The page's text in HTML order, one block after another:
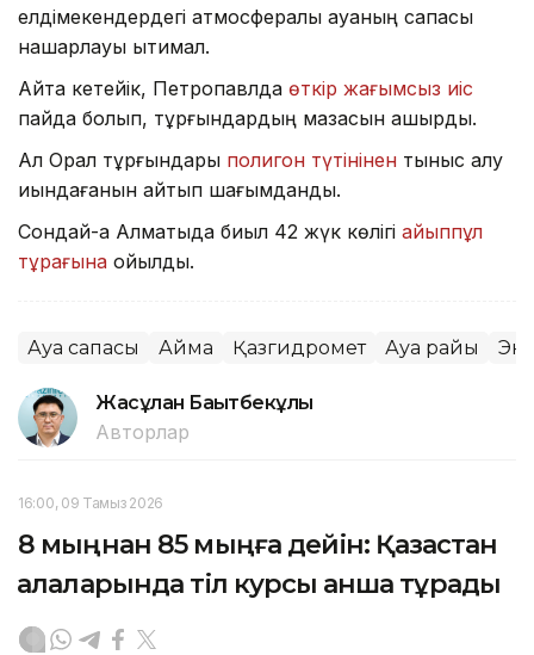
елдімекендердегі атмосфералық ауаның сапасы
нашарлауы ықтимал.
Айта кетейік, Петропавлда өткір жағымсыз иіс
пайда болып, тұрғындардың мазасын қашырды.
Ал Орал тұрғындары полигон түтінінен тыныс алу
қиындағанын айтып шағымданды.
Сондай-ақ Алматыда биыл 42 жүк көлігі айыппұл
тұрағына қойылды.
Ауа сапасы Аймақ Қазгидромет Ауа райы
Жасұлан Бақытбекұлы
Авторлар
16:00, 09 Тамыз 2026
8 мыңнан 85 мыңға дейін: Қазақстан
қалаларында тіл курсы қанша тұрады